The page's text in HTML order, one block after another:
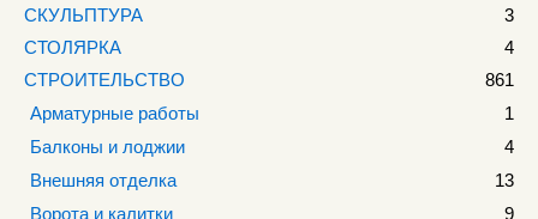
СКУЛЬПТУРА
3
СТОЛЯРКА
4
СТРОИТЕЛЬСТВО
861
Арматурные работы
1
Балконы и лоджии
4
Внешняя отделка
13
Ворота и калитки
9